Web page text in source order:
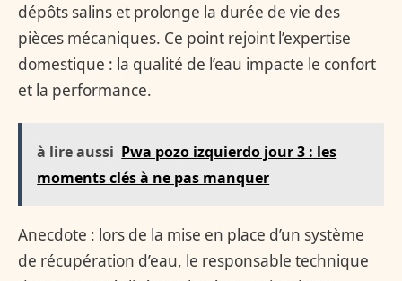
dépôts salins et prolonge la durée de vie des
pièces mécaniques. Ce point rejoint l’expertise
domestique : la qualité de l’eau impacte le confort
et la performance.
à lire aussi Pwa pozo izquierdo jour 3 : les
moments clés à ne pas manquer
Anecdote : lors de la mise en place d’un système
de récupération d’eau, le responsable technique